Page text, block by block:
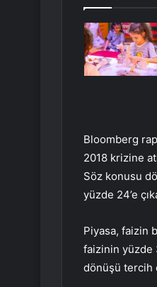
Bloomberg
2018 krizine
Söz konusu
yüzde 24’e
Piyasa, faizin
faizinin yüzde
dönüşü tercih